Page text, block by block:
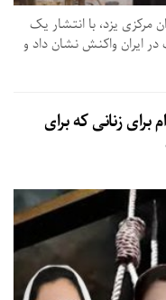
مرکزی یزد، با انتشار یک
ایران واکنش نشان داد و
اعدام برای زنانی که برای